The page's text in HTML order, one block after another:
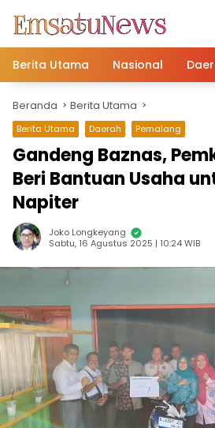
konten
Berita Utama
Nasional
Beranda Berita Utama
Berita Utama Daerah Pemalang
Gandeng Baznas,
Beri Bantuan Usaha
Napiter
Joko Longkeyang
Sabtu, 16 Agustus 2025 | 10:24 WIB